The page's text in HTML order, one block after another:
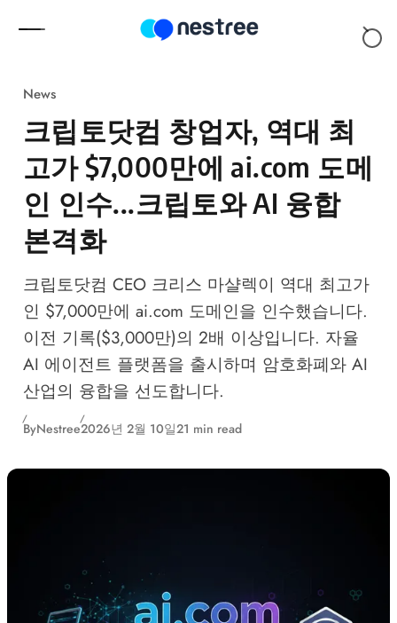
News
크립토닷컴 창업자, 역대 최
고가 $7,000만에 ai.com 도메
인 인수...크립토와 AI 융합
본격화
크립토닷컴 CEO 크리스 마샬렉이 역대 최고가
인 $7,000만에 ai.com 도메인을 인수했습니다.
이전 기록($3,000만)의 2배 이상입니다. 자율
AI 에이전트 플랫폼을 출시하며 암호화폐와 AI
산업의 융합을 선도합니다.
ByNestree2026년 2월 10일21 min read